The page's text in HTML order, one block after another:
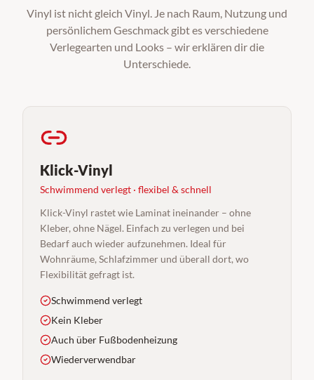
Vinyl ist nicht gleich Vinyl. Je nach Raum, Nutzung und
persönlichem Geschmack gibt es verschiedene
Verlegearten und Looks – wir erklären dir die
Unterschiede.
Klick-Vinyl
Schwimmend verlegt · flexibel & schnell
Klick-Vinyl rastet wie Laminat ineinander – ohne
Kleber, ohne Nägel. Einfach zu verlegen und bei
Bedarf auch wieder aufzunehmen. Ideal für
Wohnräume, Schlafzimmer und überall dort, wo
Flexibilität gefragt ist.
Schwimmend verlegt
Kein Kleber
Auch über Fußbodenheizung
Wiederverwendbar